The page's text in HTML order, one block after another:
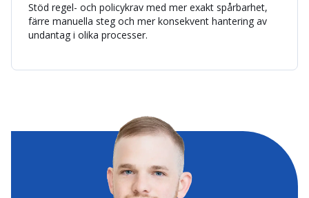
Stöd regel- och policykrav med mer exakt spårbarhet,
färre manuella steg och mer konsekvent hantering av
undantag i olika processer.